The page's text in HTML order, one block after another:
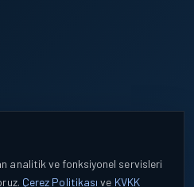
analitik ve fonksiyonel servisleri
Çerez Politikası ve KVKK